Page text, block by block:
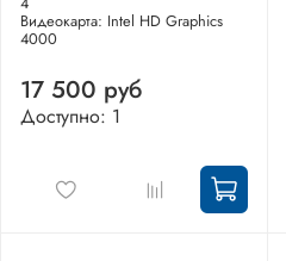
Видеокарта: Intel HD Graphics
4000
17 500 руб
Доступно: 1